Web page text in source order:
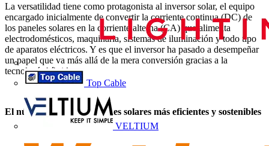
Top Cable
VELTIUM
La versatilidad tiene como protagonista al inversor solar, el equipo
encargado inicialmente de convertir la corriente continua (DC) de
los paneles solares en la corriente alterna (CA) que alimenta
electrodomésticos, maquinaria, sistemas de iluminación y todo tipo
de aparatos eléctricos. Y es que el inversor ha pasado a desempeñar
un papel que va más allá de la mera conversión gracias a la
tecnología híbrida.
El núcleo de las instalaciones solares más eficientes y sostenibles